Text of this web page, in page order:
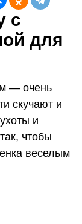
с
для
— очень
скучают и
и
чтобы
веселым